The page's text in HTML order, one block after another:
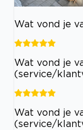
Wat vond je
Wat vond je
(service/
Wat vond je
(service/